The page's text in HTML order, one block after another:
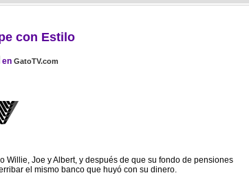
con Estilo
en GatoTV.com
Willie, Joe y Albert, y después de que su fondo de pensiones
el mismo banco que huyó con su dinero.